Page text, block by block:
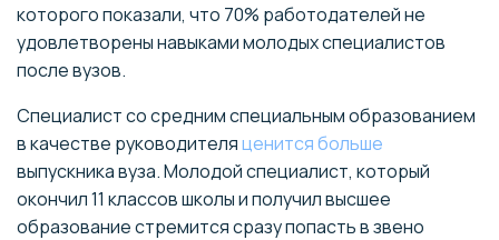
которого показали, что 70% работодателей не
удовлетворены навыками молодых специалистов
после вузов.
Специалист со средним специальным образованием
в качестве руководителяценится больше
выпускника вуза. Молодой специалист, который
окончил 11 классов школы и получил высшее
образование стремится сразу попасть в звено